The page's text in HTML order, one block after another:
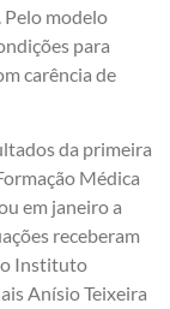
Pelo modelo
para
carência de
da primeira
Médica
em janeiro a
receberam
Instituto
Anísio Teixeira